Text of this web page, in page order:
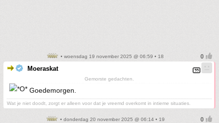
• woensdag 19 november 2025 @ 06:59 • 18
Moeraskat
Gemorste gedachten.
Goedemorgen.
Wat je niet doodt, zorgt er alleen voor dat je vreemd overkomt in intieme situaties.
• donderdag 20 november 2025 @ 06:14 • 19